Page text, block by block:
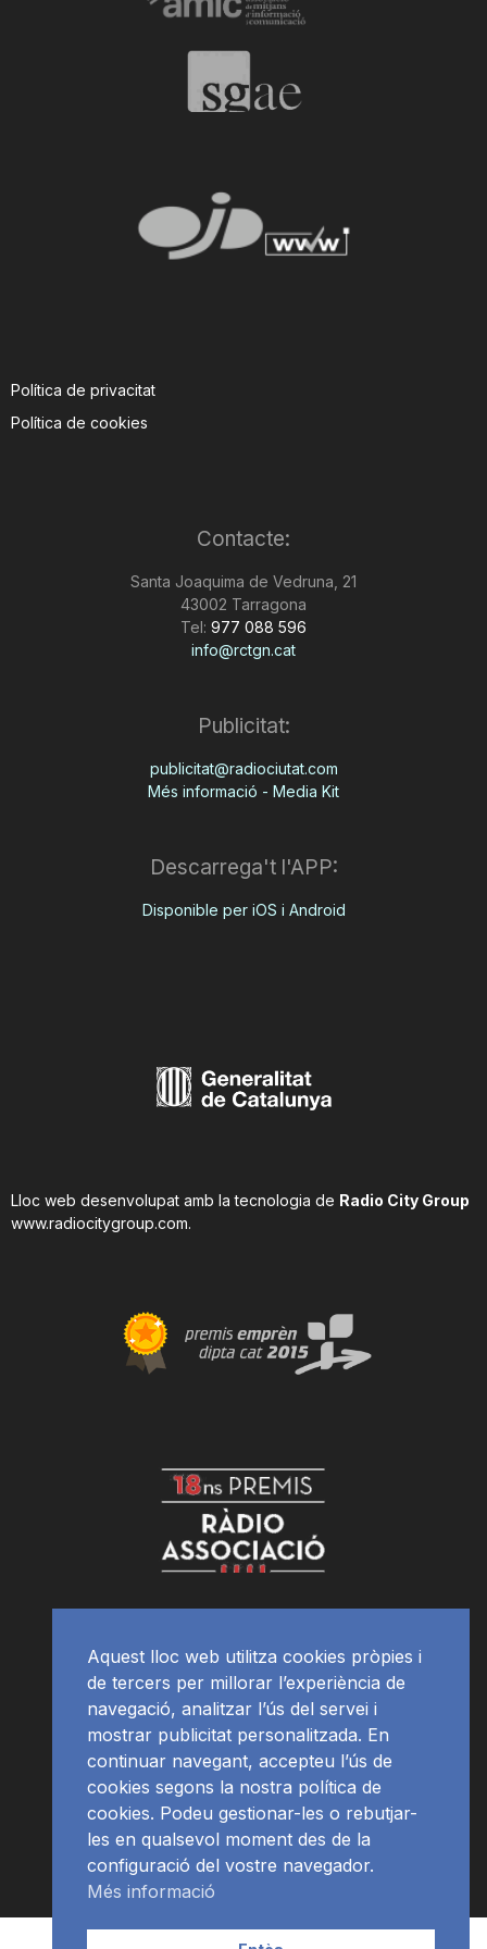
Política de privacitat
Política de cookies
Contacte:
Santa Joaquima de Vedruna, 21
43002 Tarragona
Tel: 977 088 596
info@rctgn.cat
Publicitat:
publicitat@radiociutat.com
Més informació - Media Kit
Descarrega't l'APP:
Disponible per iOS i Android
Lloc web desenvolupat amb la tecnologia de Radio City Group
www.radiocitygroup.com.
APP Programació
Aquest lloc web utilitza cookies pròpies i
de tercers per millorar l’experiència de
navegació, analitzar l’ús del servei i
mostrar publicitat personalitzada. En
continuar navegant, accepteu l’ús de
cookies segons la nostra política de
cookies. Podeu gestionar-les o rebutjar-
les en qualsevol moment des de la
configuració del vostre navegador.
Més informació